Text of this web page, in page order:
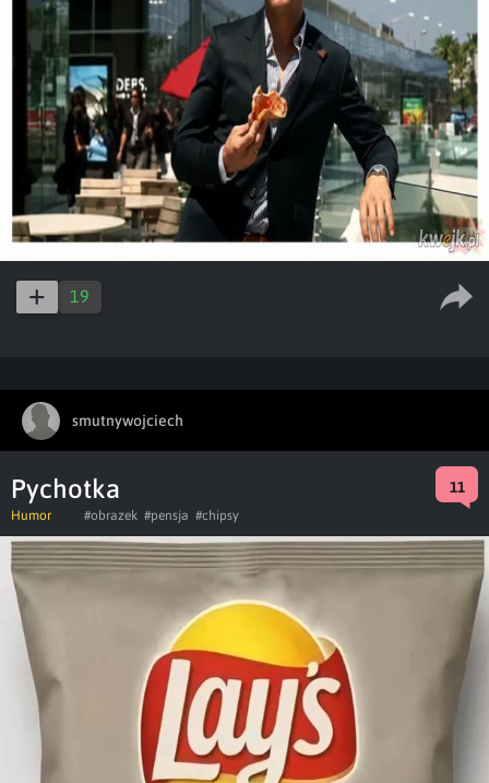
19
smutnywojciech
Pychotka 11
Humor #obrazek #pensja #chipsy